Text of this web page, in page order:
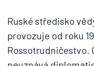
Ruské středisko
provozuje od roku
Rossotrudničestvo.